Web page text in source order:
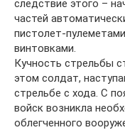
следствие этого –
частей
пистолет-
винтовками.
Кучность стрельбы
этом солдат,
стрельбе с хода. С
войск возникла
облегченного